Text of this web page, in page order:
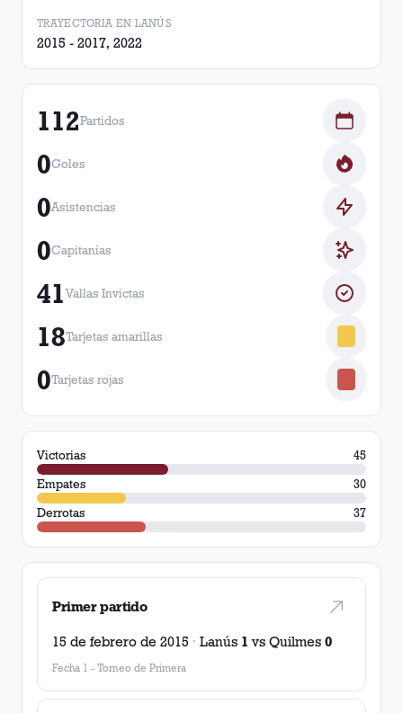
TRAYECTORIA EN LANÚS
2015 - 2017, 2022
112Partidos
0Goles
0Asistencias
0Capitanías
41Vallas Invictas
18Tarjetas amarillas
0Tarjetas rojas
Victorias
45
Empates
30
Derrotas
37
Primer partido
15 de febrero de 2015 · Lanús 1 vs Quilmes 0
Fecha 1 - Torneo de Primera